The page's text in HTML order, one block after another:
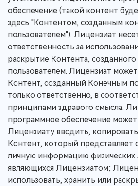
обеспечение (такой контент
здесь "Контентом, созданным
пользователем"). Лицензиат
ответственность за
раскрытие Контента,
пользователем. Лицензиат
Контент, созданный Конечным
только ответственно, в
принципами здравого смысла.
программное обеспечение может
Лицензиату вводить,
Контент, который представляет
личную информацию физических
являющихся Лицензиатом;
использовать, хранить или